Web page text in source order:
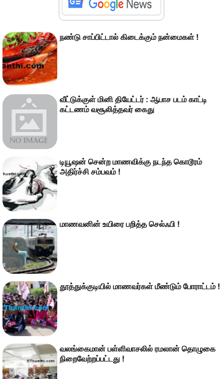
நண்டு சாப்பிட்டால் கிடைக்கும் நன்மைகள் !
வீட்டுக்குள் மினி தியேட்டர் : ஆபாச படம் காட்டி
கட்டணம் வசூலித்தவர் கைது
டியூஷன் சென்ற மாணவிக்கு நடந்த கொடூரம்
அதிர்ச்சி சம்பவம் !
மாணவனின் உயிரை பறித்த செல்ஃபி !
தூத்துக்குடியில் மாணவர்கள் மீண்டும் போராட்டம் !
வலங்கைமான் பள்ளிவாசலில் ரமலான் தொழுகை
நிறைவேற்றப்பட்டது !